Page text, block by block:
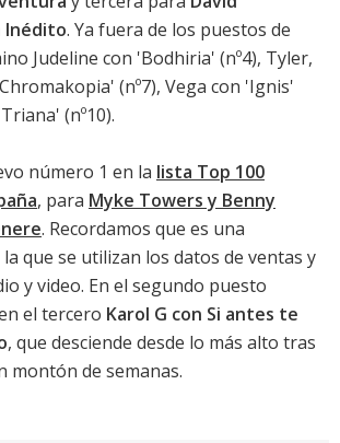
Inédito. Ya fuera de los puestos de
Judeline con 'Bodhiria' (nº4), Tyler,
(nº7), Vega con 'Ignis'
(nº10).
número 1 en la lista Top 100
, para Myke Towers y Benny
. Recordamos que es una
que se utilizan los datos de ventas y
y video. En el segundo puesto
el tercero Karol G con Si antes te
, que desciende desde lo más alto tras
montón de semanas.